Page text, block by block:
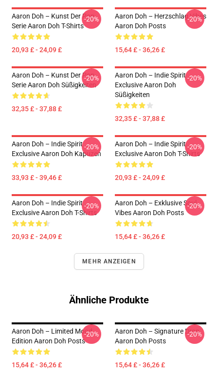
Aaron Doh – Kunst Der Pop-
Serie Aaron Doh T-Shirts
20,93 £ - 24,09 £
-20%
Aaron Doh – Herzschlag Vibes
Aaron Doh Posts
15,64 £ - 36,26 £
-20%
Aaron Doh – Kunst Der Pop-
Serie Aaron Doh Süßigkeiten
32,35 £ - 37,88 £
-20%
Aaron Doh – Indie Spirit
Exclusive Aaron Doh
Süßigkeiten
32,35 £ - 37,88 £
-20%
Aaron Doh – Indie Spirit
Exclusive Aaron Doh Kapuzen
33,93 £ - 39,46 £
-20%
Aaron Doh – Indie Spirit
Exclusive Aaron Doh T-Shirts
20,93 £ - 24,09 £
-20%
Aaron Doh – Indie Spirit
Exclusive Aaron Doh T-Shirts
20,93 £ - 24,09 £
-20%
Aaron Doh – Exklusive Soul
Vibes Aaron Doh Posts
15,64 £ - 36,26 £
-20%
MEHR ANZEIGEN
Ähnliche Produkte
Aaron Doh – Limited Mood
Edition Aaron Doh Posts
15,64 £ - 36,26 £
-20%
Aaron Doh – Signature Drop
Aaron Doh Posts
15,64 £ - 36,26 £
-20%